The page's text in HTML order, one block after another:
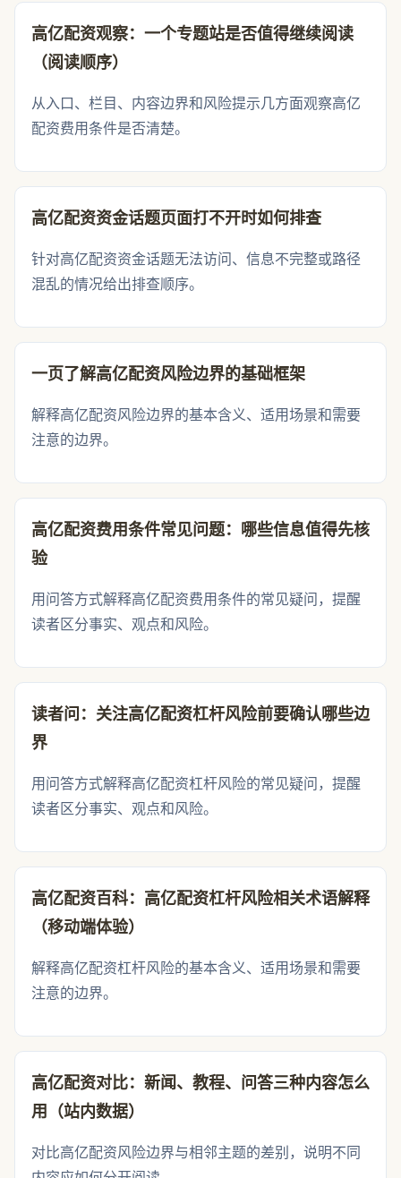
高亿配资观察：一个专题站是否值得继续阅读
（阅读顺序）
从入口、栏目、内容边界和风险提示几方面观察高亿
配资费用条件是否清楚。
高亿配资资金话题页面打不开时如何排查
针对高亿配资资金话题无法访问、信息不完整或路径
混乱的情况给出排查顺序。
一页了解高亿配资风险边界的基础框架
解释高亿配资风险边界的基本含义、适用场景和需要
注意的边界。
高亿配资费用条件常见问题：哪些信息值得先核
验
用问答方式解释高亿配资费用条件的常见疑问，提醒
读者区分事实、观点和风险。
读者问：关注高亿配资杠杆风险前要确认哪些边
界
用问答方式解释高亿配资杠杆风险的常见疑问，提醒
读者区分事实、观点和风险。
高亿配资百科：高亿配资杠杆风险相关术语解释
（移动端体验）
解释高亿配资杠杆风险的基本含义、适用场景和需要
注意的边界。
高亿配资对比：新闻、教程、问答三种内容怎么
用（站内数据）
对比高亿配资风险边界与相邻主题的差别，说明不同